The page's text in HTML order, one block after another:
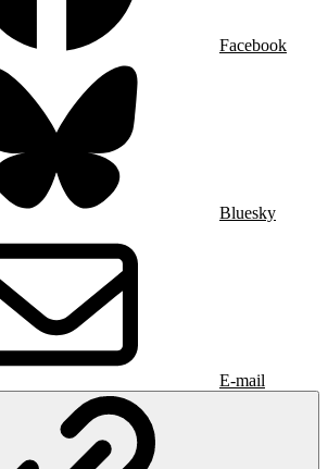
Facebook
Bluesky
E-mail